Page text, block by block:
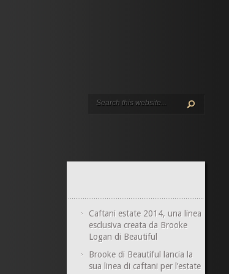
Caftani estate 2014, una linea
esclusiva creata da Brooke
Logan di Beautiful
Brooke di Beautiful lancia la
sua linea di caftani per l’estate